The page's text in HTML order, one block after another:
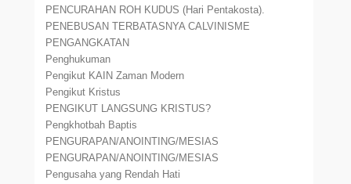
PENCURAHAN ROH KUDUS (Hari Pentakosta).
PENEBUSAN TERBATASNYA CALVINISME
PENGANGKATAN
Penghukuman
Pengikut KAIN Zaman Modern
Pengikut Kristus
PENGIKUT LANGSUNG KRISTUS?
Pengkhotbah Baptis
PENGURAPAN/ANOINTING/MESIAS
PENGURAPAN/ANOINTING/MESIAS
Pengusaha yang Rendah Hati